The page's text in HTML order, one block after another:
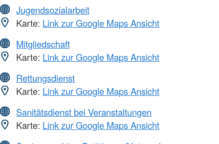
Jugendsozialarbeit
Karte: Link zur Google Maps Ansicht
Mitgliedschaft
Karte: Link zur Google Maps Ansicht
Rettungsdienst
Karte: Link zur Google Maps Ansicht
Sanitätsdienst bei Veranstaltungen
Karte: Link zur Google Maps Ansicht